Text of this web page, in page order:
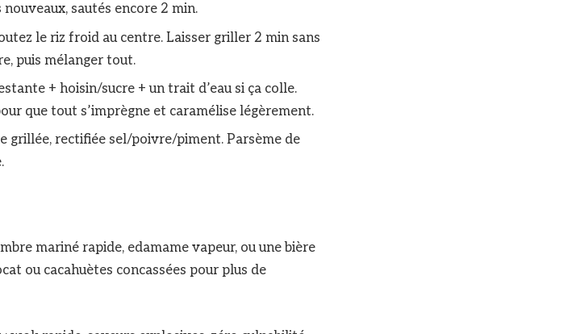
sautés encore 2 min.
le riz froid au centre. Laisser griller 2 min sans
puis mélanger tout.
+ hoisin/sucre + un trait d’eau si ça colle.
que tout s’imprègne et caramélise légèrement.
grillée, rectifiée sel/poivre/piment. Parsème de
mariné rapide, edamame vapeur, ou une bière
ou cacahuètes concassées pour plus de